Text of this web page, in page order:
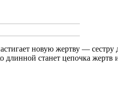
новую жертву —
станет цепочка жертв